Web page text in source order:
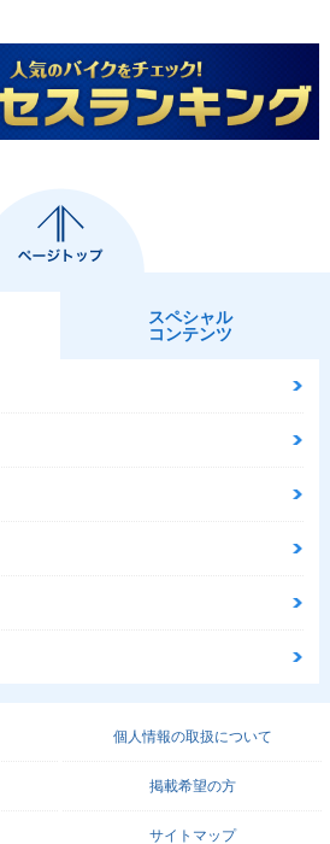
スペシャル
コンテンツ
個人情報の取扱について
掲載希望の方
サイトマップ